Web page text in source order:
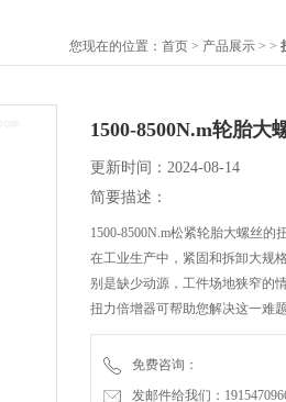
您现在的位置： 首页 > 产品展示 > >
1500-8500N.m轮胎大
更新时间：2024-08-14
简要描述：
1500-8500N.m松紧轮胎大螺丝
在工业生产中，紧固和拆卸大规
别是缺少动源，工件场地狭窄的
扭力倍增器可帮助您解决这一难
免费咨询：
发邮件给我们：